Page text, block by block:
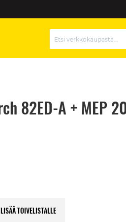
82ED-A + MEP
LISÄÄ TOIVELISTALLE